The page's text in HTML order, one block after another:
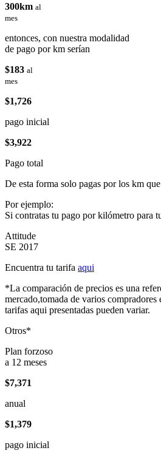
300km al
mes
entonces, con nuestra modalidad
de pago por km serían
$183 al
mes
$1,726
pago inicial
$3,922
Pago total
De esta forma solo pagas por los km
Por ejemplo:
Si contratas tu pago por kilómetro para
Attitude
SE 2017
Encuentra tu tarifa aqui
*La comparación de precios es una
mercado,tomada de varios
tarifas aqui presentadas pueden variar.
Otros*
Plan forzoso
a 12 meses
$7,371
anual
$1,379
pago inicial